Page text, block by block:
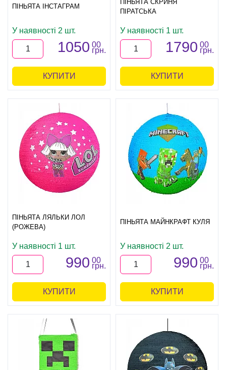
ПІНЬЯТА ІНСТАГРАМ
У наявності 2 шт.
1050 00
грн.
КУПИТИ
ПІНЬЯТА СКРИНЯ
ПІРАТСЬКА
У наявності 1 шт.
1790 00
грн.
КУПИТИ
ПІНЬЯТА ЛЯЛЬКИ ЛОЛ
(РОЖЕВА)
У наявності 1 шт.
990 00
грн.
КУПИТИ
ПІНЬЯТА МАЙНКРАФТ КУЛЯ
У наявності 2 шт.
990 00
грн.
КУПИТИ